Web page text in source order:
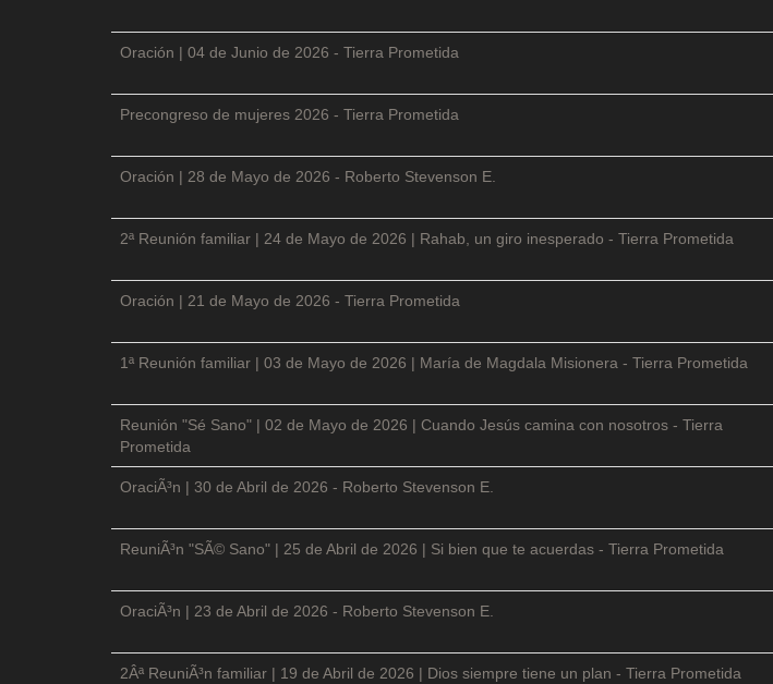
Oración | 04 de Junio de 2026 - Tierra Prometida
Precongreso de mujeres 2026 - Tierra Prometida
Oración | 28 de Mayo de 2026 - Roberto Stevenson E.
2ª Reunión familiar | 24 de Mayo de 2026 | Rahab, un giro inesperado - Tierra Prometida
Oración | 21 de Mayo de 2026 - Tierra Prometida
1ª Reunión familiar | 03 de Mayo de 2026 | María de Magdala Misionera - Tierra Prometida
Reunión "Sé Sano" | 02 de Mayo de 2026 | Cuando Jesús camina con nosotros - Tierra
Prometida
OraciÃ³n | 30 de Abril de 2026 - Roberto Stevenson E.
ReuniÃ³n "SÃ© Sano" | 25 de Abril de 2026 | Si bien que te acuerdas - Tierra Prometida
OraciÃ³n | 23 de Abril de 2026 - Roberto Stevenson E.
2Âª ReuniÃ³n familiar | 19 de Abril de 2026 | Dios siempre tiene un plan - Tierra Prometida